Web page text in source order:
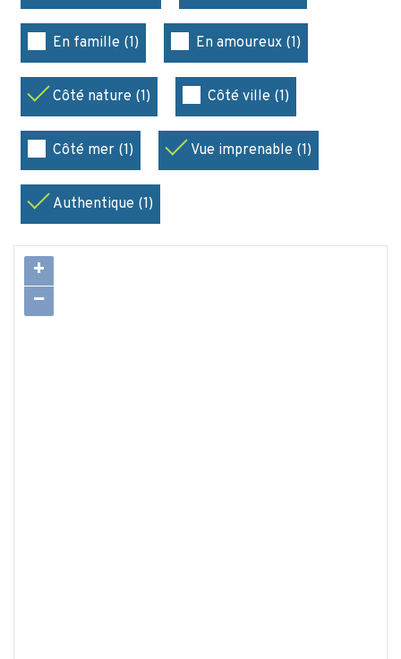
En famille (1) En amoureux (1)
Côté nature (1) Côté ville (1)
Côté mer (1) Vue imprenable (1)
Authentique (1)
+
−